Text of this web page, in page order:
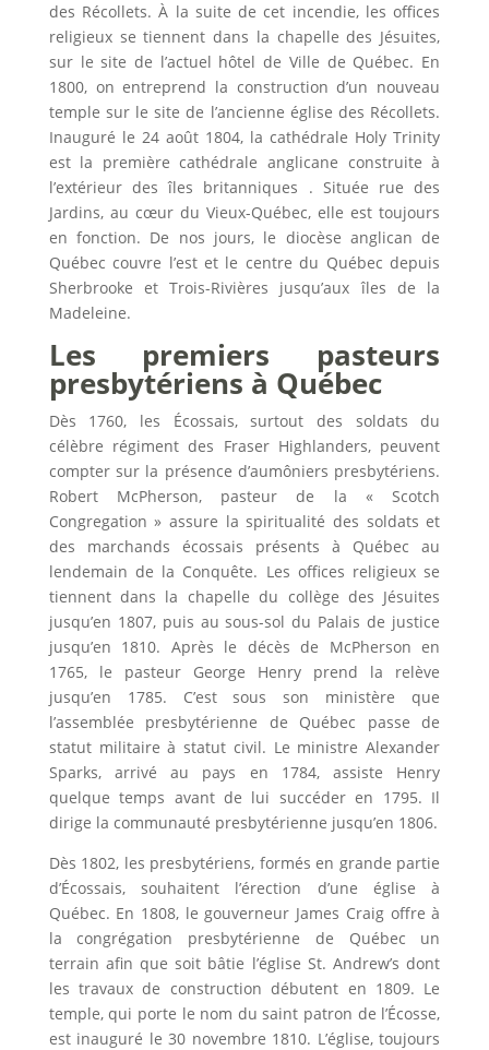
des Récollets. À la suite de cet incendie, les offices
religieux se tiennent dans la chapelle des Jésuites,
sur le site de l’actuel hôtel de Ville de Québec. En
1800, on entreprend la construction d’un nouveau
temple sur le site de l’ancienne église des Récollets.
Inauguré le 24 août 1804, la cathédrale Holy Trinity
est la première cathédrale anglicane construite à
l’extérieur des îles britanniques . Située rue des
Jardins, au cœur du Vieux-Québec, elle est toujours
en fonction. De nos jours, le diocèse anglican de
Québec couvre l’est et le centre du Québec depuis
Sherbrooke et Trois-Rivières jusqu’aux îles de la
Madeleine.
Les premiers pasteurs
presbytériens à Québec
Dès 1760, les Écossais, surtout des soldats du
célèbre régiment des Fraser Highlanders, peuvent
compter sur la présence d’aumôniers presbytériens.
Robert McPherson, pasteur de la « Scotch
Congregation » assure la spiritualité des soldats et
des marchands écossais présents à Québec au
lendemain de la Conquête. Les offices religieux se
tiennent dans la chapelle du collège des Jésuites
jusqu’en 1807, puis au sous-sol du Palais de justice
jusqu’en 1810. Après le décès de McPherson en
1765, le pasteur George Henry prend la relève
jusqu’en 1785. C’est sous son ministère que
l’assemblée presbytérienne de Québec passe de
statut militaire à statut civil. Le ministre Alexander
Sparks, arrivé au pays en 1784, assiste Henry
quelque temps avant de lui succéder en 1795. Il
dirige la communauté presbytérienne jusqu’en 1806.
Dès 1802, les presbytériens, formés en grande partie
d’Écossais, souhaitent l’érection d’une église à
Québec. En 1808, le gouverneur James Craig offre à
la congrégation presbytérienne de Québec un
terrain afin que soit bâtie l’église St. Andrew’s dont
les travaux de construction débutent en 1809. Le
temple, qui porte le nom du saint patron de l’Écosse,
est inauguré le 30 novembre 1810. L’église, toujours